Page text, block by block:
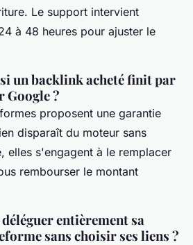
Le support intervient
à 48 heures pour ajuster le
un backlink acheté finit par
Google ?
proposent une garantie
disparaît du moteur sans
elles s'engagent à le remplacer
rembourser le montant
entièrement sa
sans choisir ses liens ?